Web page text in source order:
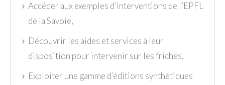
Accéder aux exemples d’interventions de l’EPFL
de la Savoie,
Découvrir les aides et services à leur
disposition pour intervenir sur les friches,
Exploiter une gamme d’éditions synthétiques